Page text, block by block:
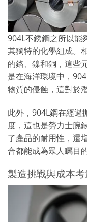
904L不銹鋼之所以能
其獨特的化學組成。
的鉻、鎳和銅，這些
是在海洋環境中，
物質的侵蝕，這對於
此外，904L鋼在經過
度，這也是勞力士腕
了產品的耐用性，還
合都能成為眾人矚目
製造挑戰與成本考